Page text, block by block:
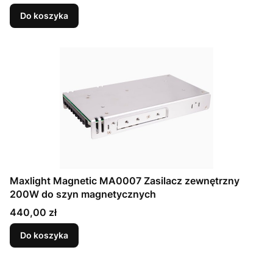
Do koszyka
Maxlight Magnetic MA0007 Zasilacz zewnętrzny
200W do szyn magnetycznych
Cena
440,00 zł
Do koszyka